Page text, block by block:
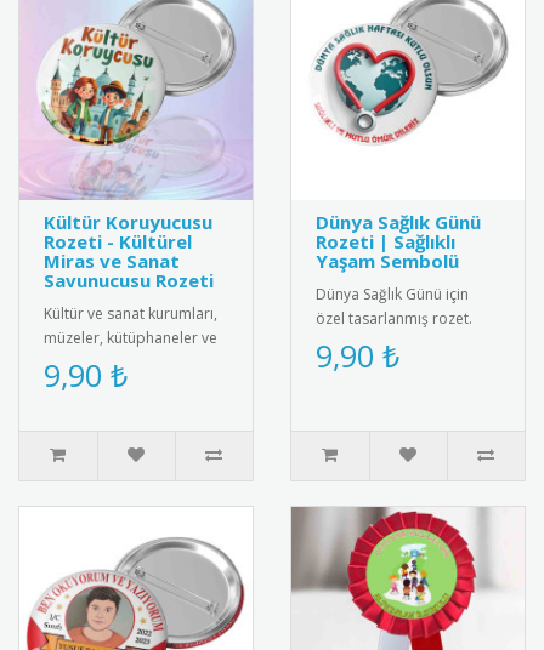
Kültür Koruyucusu
Rozeti - Kültürel
Miras ve Sanat
Savunucusu Rozeti
Kültür ve sanat kurumları,
müzeler, kütüphaneler ve
kültürel miras gönüllüleri
için özel olarak tasa..
9,90 ₺
Dünya Sağlık Günü
Rozeti | Sağlıklı
Yaşam Sembolü
Dünya Sağlık Günü için
özel tasarlanmış rozet.
Sağlıklı yaşam bilincini
yaymak için ideal
9,90 ₺